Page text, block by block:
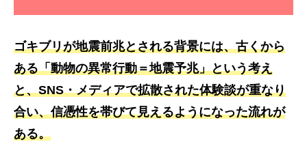
ゴキブリが地震前兆とされる背景には、古くから
ある「動物の異常行動＝地震予兆」という考え
と、SNS・メディアで拡散された体験談が重なり
合い、信憑性を帯びて見えるようになった流れが
ある。